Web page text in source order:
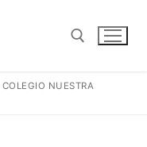
COLEGIO NUESTRA